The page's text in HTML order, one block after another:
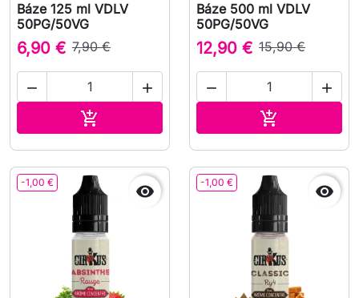
Báze 125 ml VDLV
50PG/50VG
6,90 € 7,90 €
 

Báze 500 ml VDLV
50PG/50VG
12,90 € 15,90 €
 

-1,00 €  -1,00 € 